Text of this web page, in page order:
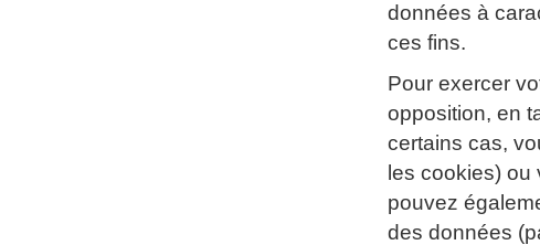
données à
ces fins.
Pour exercer
opposition, en
certains cas,
les cookies)
pouvez
des données